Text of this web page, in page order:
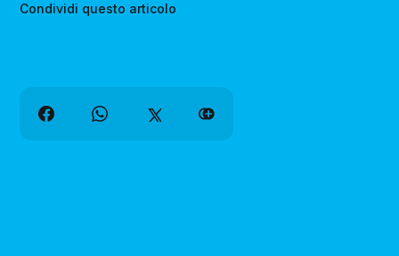
Condividi questo articolo